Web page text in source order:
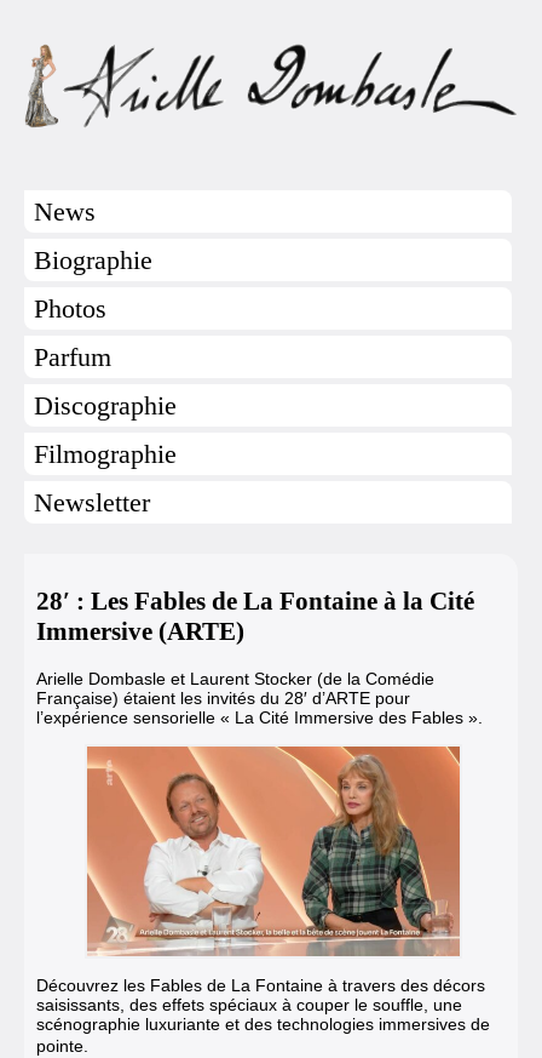
News
Biographie
Photos
Parfum
Discographie
Filmographie
Newsletter
28′ : Les Fables de La Fontaine à la Cité
Immersive (ARTE)
Arielle Dombasle et Laurent Stocker (de la Comédie
Française) étaient les invités du 28′ d’ARTE pour
l’expérience sensorielle « La Cité Immersive des Fables ».
Découvrez les Fables de La Fontaine à travers des décors
saisissants, des effets spéciaux à couper le souffle, une
scénographie luxuriante et des technologies immersives de
pointe.